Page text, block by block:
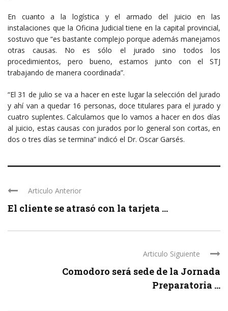
En cuanto a la logística y el armado del juicio en las
instalaciones que la Oficina Judicial tiene en la capital provincial,
sostuvo que “es bastante complejo porque además manejamos
otras causas. No es sólo el jurado sino todos los
procedimientos, pero bueno, estamos junto con el STJ
trabajando de manera coordinada”.
“El 31 de julio se va a hacer en este lugar la selección del jurado
y ahí van a quedar 16 personas, doce titulares para el jurado y
cuatro suplentes. Calculamos que lo vamos a hacer en dos días
al juicio, estas causas con jurados por lo general son cortas, en
dos o tres días se termina” indicó el Dr. Oscar Garsés.
Articulo Anterior
El cliente se atrasó con la tarjeta ...
Articulo Siguiente
Comodoro será sede de la Jornada
Preparatoria ...